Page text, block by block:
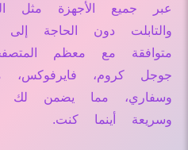
عبر جميع الأجهزة مثل
والتابلت دون الحاجة
متوافقة مع معظم
جوجل كروم، فايرفوكس،
وسفاري، مما يضمن لك
وسريعة أينما كنت.